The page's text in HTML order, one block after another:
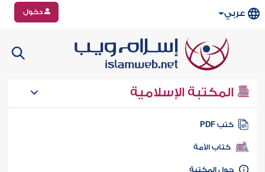
عربي دخول
المكتبة الإسلامية
كتب PDF
كتاب الأمة